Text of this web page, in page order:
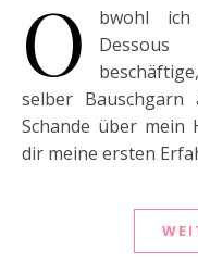
O
bwohl
selber
Schande über mein
dir meine ersten